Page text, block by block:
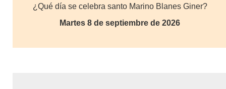
¿Qué día se celebra santo Marino Blanes Giner?
Martes 8 de septiembre de 2026